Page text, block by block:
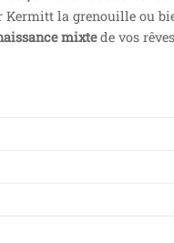
Kermitt la grenouille ou
mixtede vos